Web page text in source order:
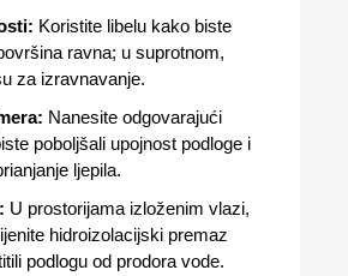
Koristite libelu kako biste
ravna; u suprotnom,
za izravnavanje.
Nanesite odgovarajući
poboljšali upojnost podloge i
ljepila.
U prostorijama izloženim vlazi,
hidroizolacijski premaz
podlogu od prodora vode.